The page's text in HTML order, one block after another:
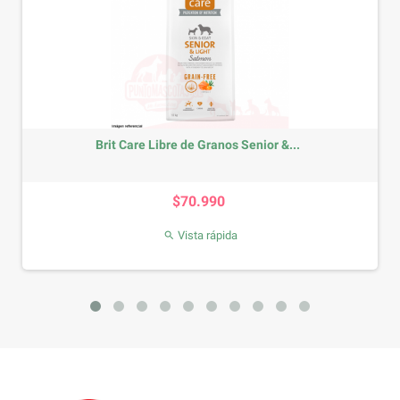
Brit Care Libre de Granos Senior &...
$70.990
 Vista rápida